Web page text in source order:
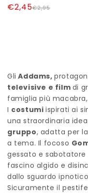
Prezzo€2,95
Prezzo
€2,45
Gli Addams,
televisive e film di
famiglia più
I costumiispirati ai
una straordinaria
gruppo, adatta per
a tema. Il focoso
gessato e
fascino algido e
dallo sguardo
Sicuramente il